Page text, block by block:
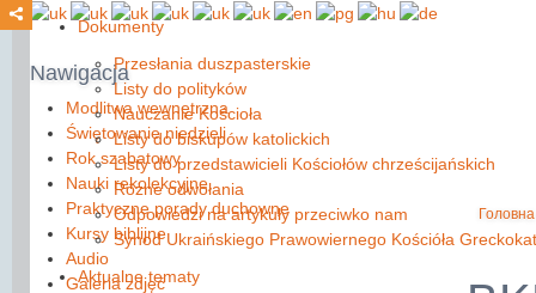
Dokumenty
Przesłania duszpasterskie
Listy do polityków
Nauczanie Kościoła
Listy do biskupów katolickich
Listy do przedstawicieli Kościołów chrześcijańskich
Różne odwołania
Odpowiedzi na artykuły przeciwko nam
Synod Ukraińskiego Prawowiernego Kościóła
Aktualne tematy
Головна
Nawigacja
Modlitwa wewnętrzna
Świętowanie niedzieli
Rok szabatowy
Nauki rekolekcyjne
Praktyczne porady duchowne
Kursy biblijne
Audio
Galeria zdjęć